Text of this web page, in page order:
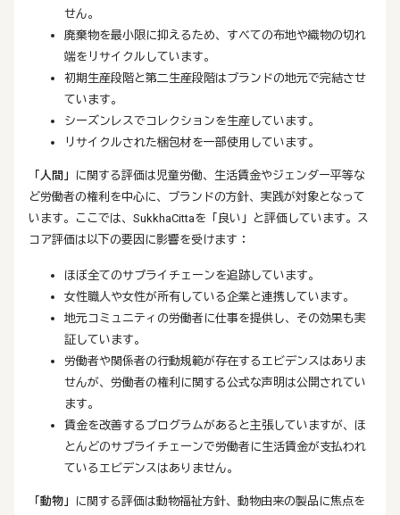
せん。
廃棄物を最小限に抑えるため、すべての布地や織物の切れ
端をリサイクルしています。
初期生産段階と第二生産段階はブランドの地元で完結させ
ています。
シーズンレスでコレクションを生産しています。
リサイクルされた梱包材を一部使用しています。
「人間」
に関する評価は児童労働、生活賃金やジェンダー平等な
ど労働者の権利を中心に、ブランドの方針、実践が対象となって
います。ここでは、SukkhaCittaを「良い」と評価しています。ス
コア評価は以下の要因に影響を受けます：
ほぼ全てのサプライチェーンを追跡しています。
女性職人や女性が所有している企業と連携しています。
地元コミュニティの労働者に仕事を提供し、その効果も実
証しています。
労働者や関係者の行動規範が存在するエビデンスはありま
せんが、労働者の権利に関する公式な声明は公開されてい
ます。
賃金を改善するプログラムがあると主張していますが、ほ
とんどのサプライチェーンで労働者に生活賃金が支払われ
ているエビデンスはありません。
「動物」
に関する評価は動物福祉方針、動物由来の製品に焦点を